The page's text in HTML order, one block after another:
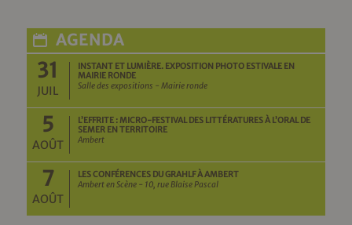
AGENDA
31
JUIL
INSTANT ET LUMIÈRE. EXPOSITION PHOTO ESTIVALE EN
MAIRIE RONDE
Salle des expositions - Mairie ronde
5
AOÛT
L’EFFRITE : MICRO-FESTIVAL DES LITTÉRATURES À L’ORAL DE
SEMER EN TERRITOIRE
Ambert
7
AOÛT
LES CONFÉRENCES DU GRAHLF À AMBERT
Ambert en Scène - 10, rue Blaise Pascal